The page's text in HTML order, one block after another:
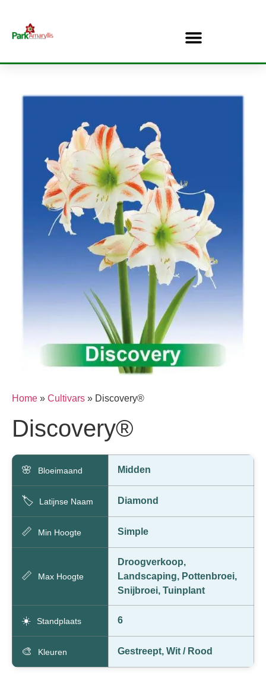
Home » Cultivars » Discovery®
Discovery®
🌸 Bloeimaand Midden
🏷️ Latijnse Naam Diamond
📏 Min Hoogte Simple
📏 Max Hoogte
Droogverkoop,
Landscaping, Pottenbroei,
Snijbroei, Tuinplant
☀️ Standplaats 6
🎨 Kleuren Gestreept, Wit / Rood